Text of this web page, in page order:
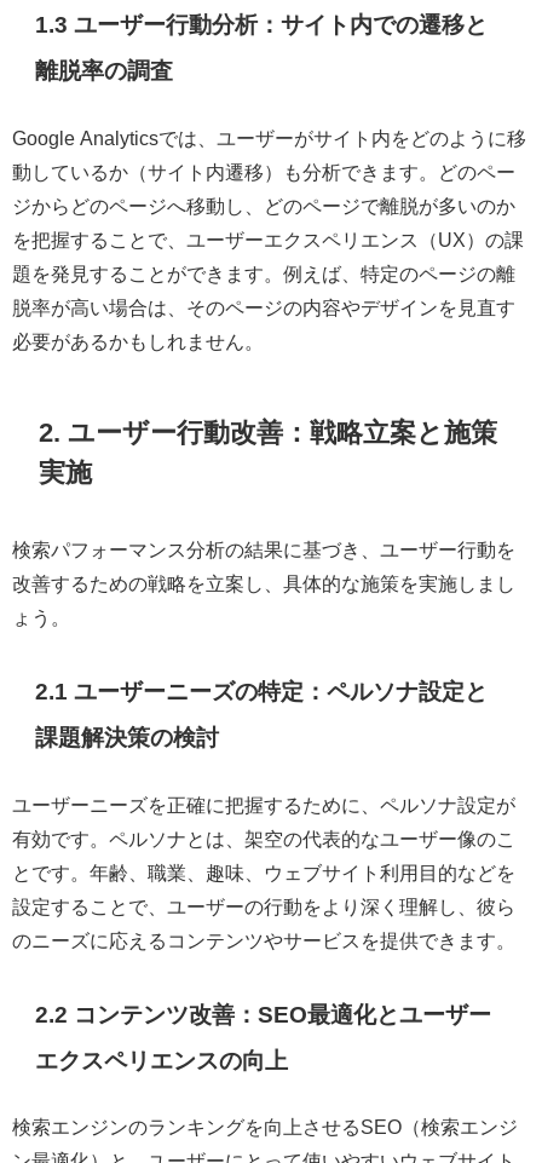
1.3 ユーザー行動分析：サイト内での遷移と
離脱率の調査
Google Analyticsでは、ユーザーがサイト内をどのように移
動しているか（サイト内遷移）も分析できます。どのペー
ジからどのページへ移動し、どのページで離脱が多いのか
を把握することで、ユーザーエクスペリエンス（UX）の課
題を発見することができます。例えば、特定のページの離
脱率が高い場合は、そのページの内容やデザインを見直す
必要があるかもしれません。
2. ユーザー行動改善：戦略立案と施策
実施
検索パフォーマンス分析の結果に基づき、ユーザー行動を
改善するための戦略を立案し、具体的な施策を実施しまし
ょう。
2.1 ユーザーニーズの特定：ペルソナ設定と
課題解決策の検討
ユーザーニーズを正確に把握するために、ペルソナ設定が
有効です。ペルソナとは、架空の代表的なユーザー像のこ
とです。年齢、職業、趣味、ウェブサイト利用目的などを
設定することで、ユーザーの行動をより深く理解し、彼ら
のニーズに応えるコンテンツやサービスを提供できます。
2.2 コンテンツ改善：SEO最適化とユーザー
エクスペリエンスの向上
検索エンジンのランキングを向上させるSEO（検索エンジ